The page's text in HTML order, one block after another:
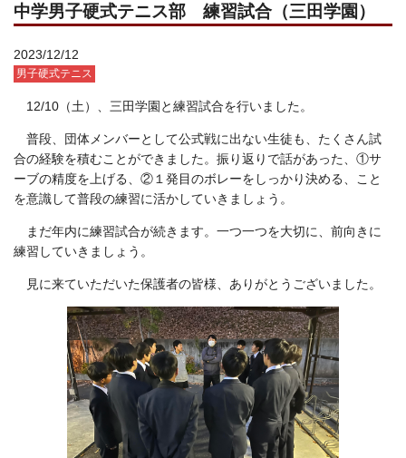
中学男子硬式テニス部 練習試合（三田学園）
2023/12/12
男子硬式テニス
12/10（土）、三田学園と練習試合を行いました。
普段、団体メンバーとして公式戦に出ない生徒も、たくさん試
合の経験を積むことができました。振り返りで話があった、①サ
ーブの精度を上げる、②１発目のボレーをしっかり決める、こと
を意識して普段の練習に活かしていきましょう。
まだ年内に練習試合が続きます。一つ一つを大切に、前向きに
練習していきましょう。
見に来ていただいた保護者の皆様、ありがとうございました。